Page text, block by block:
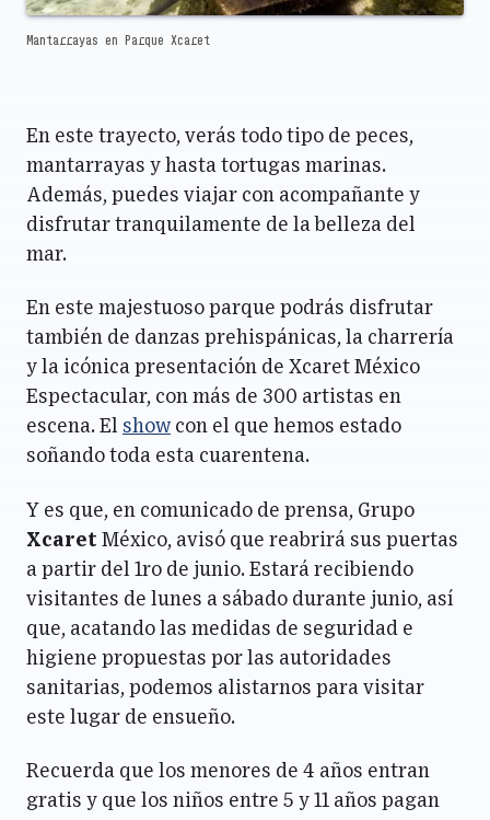
Mantarrayas en Parque Xcaret
En este trayecto, verás todo tipo de peces,
mantarrayas y hasta tortugas marinas.
Además, puedes viajar con acompañante y
disfrutar tranquilamente de la belleza del
mar.
En este majestuoso parque podrás disfrutar
también de danzas prehispánicas, la charrería
y la icónica presentación de Xcaret México
Espectacular, con más de 300 artistas en
escena. El showcon el que hemos estado
soñando toda esta cuarentena.
Y es que, en comunicado de prensa, Grupo
Xcaret México, avisó que reabrirá sus puertas
a partir del 1ro de junio. Estará recibiendo
visitantes de lunes a sábado durante junio, así
que, acatando las medidas de seguridad e
higiene propuestas por las autoridades
sanitarias, podemos alistarnos para visitar
este lugar de ensueño.
Recuerda que los menores de 4 años entran
gratis y que los niños entre 5 y 11 años pagan